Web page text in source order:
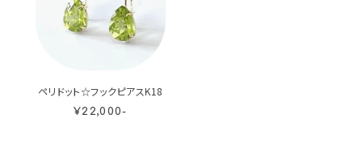
ペリドット☆フックピアスK18
¥22,000-